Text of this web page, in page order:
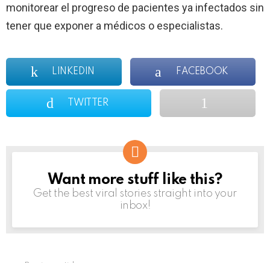
monitorear el progreso de pacientes ya infectados sin
tener que exponer a médicos o especialistas.
LINKEDIN FACEBOOK
TWITTER
NEWSLETTER
Want more stuff like this?
Get the best viral stories straight into your
inbox!